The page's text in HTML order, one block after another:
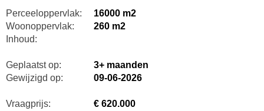
Perceeloppervlak:
16000 m2
Woonoppervlak:
260 m2
Inhoud:
Geplaatst op:
3+ maanden
Gewijzigd op:
09-06-2026
Vraagprijs:
€ 620.000